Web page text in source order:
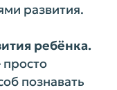
развития.
ребёнка.
познавать